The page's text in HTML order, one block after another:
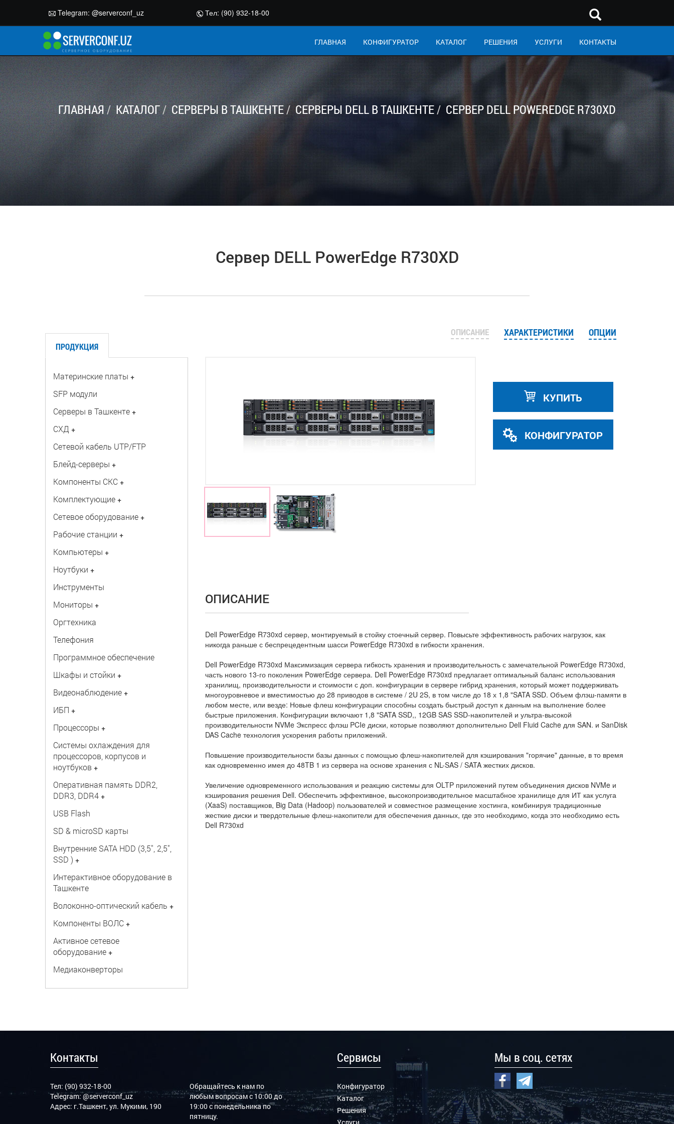
Telegram: @serverconf_uz Тел: (90) 932-18-00
ГЛАВНАЯ КОНФИГУРАТОР КАТАЛОГ РЕШЕНИЯ УСЛУГИ КОНТАКТЫ
ГЛАВНАЯ КАТАЛОГ СЕРВЕРЫ В ТАШКЕНТЕ СЕРВЕРЫ DELL В ТАШКЕНТЕ СЕРВЕР DELL POWEREDGE R730XD
Сервер DELL PowerEdge R730XD
ПРОДУКЦИЯ
Материнские платы +
SFP модули
Серверы в Ташкенте +
СХД +
Сетевой кабель UTP/FTP
Блейд-серверы +
Компоненты СКС +
Комплектующие +
Сетевое оборудование +
Рабочие станции +
Компьютеры +
Ноутбуки +
Инструменты
Мониторы +
Оргтехника
Телефония
Программное обеспечение
Шкафы и стойки +
Видеонаблюдение +
ИБП +
Процессоры +
Системы охлаждения для
процессоров, корпусов и
ноутбуков +
Оперативная память DDR2,
DDR3, DDR4 +
USB Flash
SD & microSD карты
Внутренние SATA HDD (3,5", 2,5",
SSD ) +
Интерактивное оборудование в
Ташкенте
Волоконно-оптический кабель +
Компоненты ВОЛС +
Активное сетевое
оборудование +
Медиаконверторы
ОПИСАНИЕ ХАРАКТЕРИСТИКИ ОПЦИИ
КУПИТЬ
КОНФИГУРАТОР
ОПИСАНИЕ
Dell PowerEdge R730xd сервер, монтируемый в стойку стоечный сервер. Повысьте эффективность рабочих нагрузок, как
никогда раньше с беспрецедентным шасси PowerEdge R730xd в гибкости хранения.
Dell PowerEdge R730xd Максимизация сервера гибкость хранения и производительность с замечательной PowerEdge R730xd,
часть нового 13-го поколения PowerEdge сервера. Dell PowerEdge R730xd предлагает оптимальный баланс использования
хранилищ, производительности и стоимости с доп. конфигурации в сервере гибрид хранения, который может поддерживать
многоуровневое и вместимостью до 28 приводов в системе / 2U 2S, в том числе до 18 х 1,8 "SATA SSD. Объем флэш-памяти в
любом месте, или везде: Новые флеш конфигурации способны создать быстрый доступ к данным на выполнение более
быстрые приложения. Конфигурации включают 1,8 "SATA SSD,, 12GB SAS SSD-накопителей и ультра-высокой
производительности NVMe Экспресс флэш PCIe диски, которые позволяют дополнительно Dell Fluid Cache для SAN. и SanDisk
DAS Cache технология ускорения работы приложений.
Повышение производительности базы данных с помощью флеш-накопителей для кэширования "горячие" данные, в то время
как одновременно имея до 48TB 1 из сервера на основе хранения с NL-SAS / SATA жестких дисков.
Увеличение одновременного использования и реакцию системы для OLTP приложений путем объединения дисков NVMe и
кэширования решения Dell. Обеспечить эффективное, высокопроизводительное масштабное хранилище для ИТ как услуга
(XaaS) поставщиков, Big Data (Hadoop) пользователей и совместное размещение хостинга, комбинируя традиционные
жесткие диски и твердотельные флеш-накопители для обеспечения данных, где это необходимо, когда это необходимо есть
Dell R730xd
Контакты
Тел: (90) 932-18-00
Telegram:@serverconf_uz
Адрес: г.Ташкент, ул. Мукими, 190
Обращайтесь к нам по
любым вопросам с 10:00 до
19:00 с понедельника по
пятницу.
Сервисы
Конфигуратор
Каталог
Решения
Мы в соц. сетях